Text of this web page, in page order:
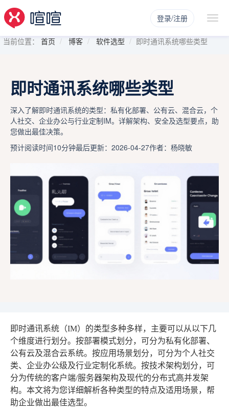
登录/注册
当前位置： 首页 博客 软件选型 即时通讯系统哪些类型
即时通讯系统哪些类型
深入了解即时通讯系统的类型：私有化部署、公有云、混合云，个
人社交、企业办公与行业定制IM。详解架构、安全及选型要点，助
您做出最佳决策。
预计阅读时间10分钟最后更新：2026-04-27作者：杨晓敏
即时通讯系统（IM）的类型多种多样，主要可以从以下几
个维度进行划分。按部署模式划分，可分为私有化部署、
公有云及混合云系统。按应用场景划分，可分为个人社交
类、企业办公级及行业定制化系统。按技术架构划分，可
分为传统的客户端/服务器架构及现代的分布式高并发架
构。本文将为您详细解析各种类型的特点及适用场景，帮
助企业做出最佳选型。